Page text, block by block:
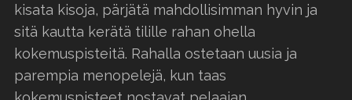
kisata kisoja, pärjätä mahdollisimman hyvin ja
sitä kautta kerätä tilille rahan ohella
kokemuspisteitä. Rahalla ostetaan uusia ja
parempia menopelejä, kun taas